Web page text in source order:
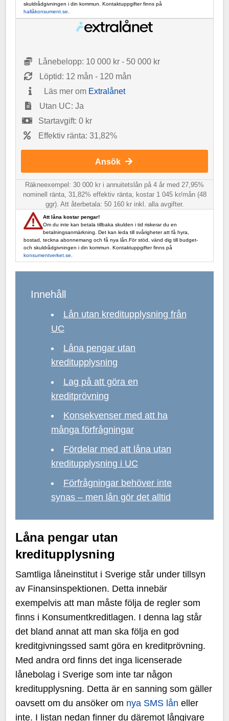
skuldrådgivningen i din kommun. Kontaktuppgifter finns på
hallåkonsument.se
Lånebelopp: 10 000 kr - 50 000 kr
Löptid: 12 mån - 120 mån
Läs mer om Extralånet
Utan UC: Ja
Startavgift: 0 kr
Effektiv ränta: 31,82%
Ansök
Räkneexempel: 30 000 kr i annuitetslån på 4 år med 27,95%
nominell ränta, 31,82% effektiv ränta, kostar 1 045 kr/mån (48
ggr). Att återbetala: 50 160 kr inkl. alla avgifter.
Att låna kostar pengar!
Om du inte kan betala tillbaka skulden i tid riskerar du en
betalningsanmärkning. Det kan leda till svårigheter att få hyra,
bostad, teckna abonnemang och få nya lån.För stöd, vänd dig till budget-
och skuldrådgivningen i din kommun. Kontaktuppgifter finns på
konsumentverket.se.
Innehåll
Lån utan kreditupplysning från
UC
Låna pengar utan
kreditupplysning
Lag på att göra en
kreditprövning
Konsekvenser med att ha
många förfrågningar
Fördelar med att låna utan
kreditupplysning i UC
Förfrågningar behöver inte
synas – men lån gör det alltid
Låna pengar utan
kreditupplysning
Samtliga låneinstitut i Sverige står under tillsyn
av Finansinspektionen. Detta innebär
exempelvis att man måste följa de regler som
finns i Konsumentkreditlagen. I denna lag står
det bland annat att man ska följa en god
kreditgivningssed samt göra en kreditprövning.
Med andra ord finns det inga licenserade
lånebolag i Sverige som inte tar någon
kreditupplysning. Detta är en sanning som gäller
oavsett om du ansöker om nya SMS lån eller
inte. I listan nedan finner du däremot långivare